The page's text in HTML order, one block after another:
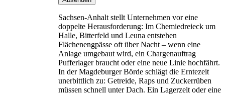
Sachsen-Anhalt stellt Unternehmen vor eine
doppelte Herausforderung: Im Chemiedreieck um
Halle, Bitterfeld und Leuna entstehen
Flächenengpässe oft über Nacht – wenn eine
Anlage umgebaut wird, ein Chargenauftrag
Pufferlager braucht oder eine neue Linie hochfährt.
In der Magdeburger Börde schlägt die Erntezeit
unerbittlich zu: Getreide, Raps und Zuckerrüben
müssen schnell unter Dach. Ein Lagerzelt oder eine